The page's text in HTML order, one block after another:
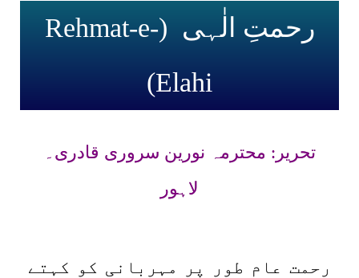
رحمتِ الٰہی (Rehmat-e-
Elahi)
تحریر: محترمہ نورین سروری قادری۔
لاہور
رحمت عام طور پر مہربانی کو کہتے